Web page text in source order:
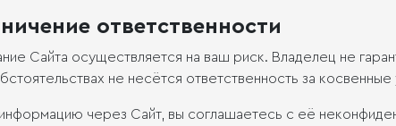
ответственности
Сайта осуществляется на ваш риск. Владелец не
не несётся ответственность за
через Сайт, вы соглашаетесь с её